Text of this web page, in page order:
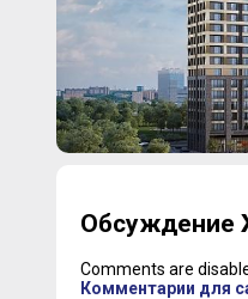
Обсуждение
Comments are
Комментарии для